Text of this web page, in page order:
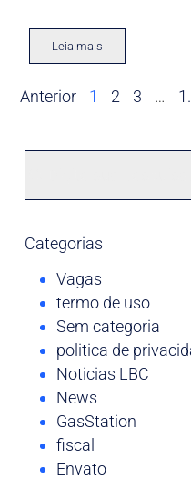
Leia mais
Anterior 1 2 3 …
Categorias
Vagas
termo de uso
Sem categoria
politica de
Noticias LBC
News
GasStation
fiscal
Envato